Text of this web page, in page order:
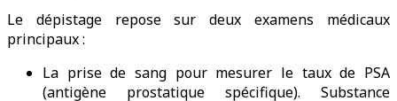
Le dépistage repose sur deux examens médicaux
principaux :
La prise de sang pour mesurer le taux de PSA
(antigène prostatique spécifique). Substance